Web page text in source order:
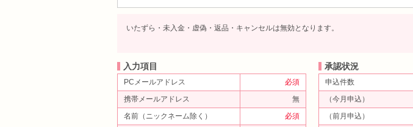
いたずら・未入金・虚偽・返品・キャンセルは無効となります。
入力項目
PCメールアドレス
必須
携帯メールアドレス
無
名前（ニックネーム除く）
必須
承認状況
申込件数
（今月申込）
（前月申込）